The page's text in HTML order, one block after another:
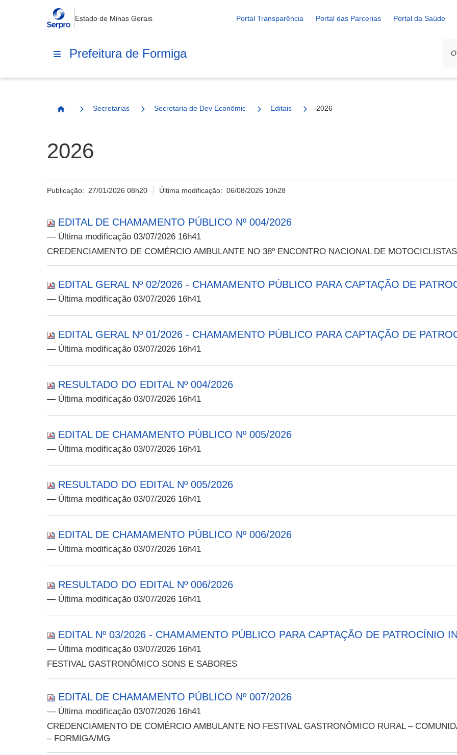
Estado de Minas Gerais Portal Transparência Portal das Parcerias Portal da Saúde
Prefeitura de Formiga
Página Inicial
Secretarias Secretaria de Dev Econômico e RuralEditais 2026
2026
Publicação: 27/01/2026 08h20 Última modificação:06/08/2026 10h28
EDITAL DE CHAMAMENTO PÚBLICO Nº 004/2026
— Última modificação 03/07/2026 16h41
CREDENCIAMENTO DE COMÉRCIO AMBULANTE NO 38º ENCONTRO NACIONAL DE
EDITAL GERAL Nº 02/2026 - CHAMAMENTO PÚBLICO PARA CAPTAÇÃO DE
— Última modificação 03/07/2026 16h41
EDITAL GERAL Nº 01/2026 - CHAMAMENTO PÚBLICO PARA CAPTAÇÃO DE
— Última modificação 03/07/2026 16h41
RESULTADO DO EDITAL Nº 004/2026
— Última modificação 03/07/2026 16h41
EDITAL DE CHAMAMENTO PÚBLICO Nº 005/2026
— Última modificação 03/07/2026 16h41
RESULTADO DO EDITAL Nº 005/2026
— Última modificação 03/07/2026 16h41
EDITAL DE CHAMAMENTO PÚBLICO Nº 006/2026
— Última modificação 03/07/2026 16h41
RESULTADO DO EDITAL Nº 006/2026
— Última modificação 03/07/2026 16h41
EDITAL Nº 03/2026 - CHAMAMENTO PÚBLICO PARA CAPTAÇÃO DE PATROCÍNIO
— Última modificação 03/07/2026 16h41
FESTIVAL GASTRONÔMICO SONS E SABORES
EDITAL DE CHAMAMENTO PÚBLICO Nº 007/2026
— Última modificação 03/07/2026 16h41
CREDENCIAMENTO DE COMÉRCIO AMBULANTE NO FESTIVAL GASTRONÔMICO RURAL –
– FORMIGA/MG